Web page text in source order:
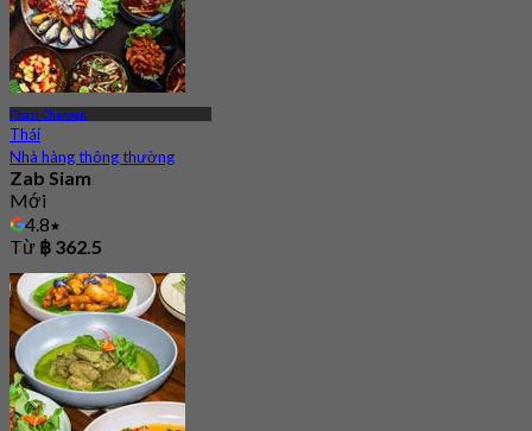
Phasi Charoen
Thái
Nhà hàng thông thường
Zab Siam
Mới
4.8
Từ ฿ 362.5